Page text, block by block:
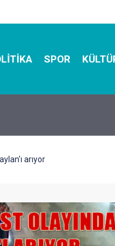
SPOR
Dayanıklı ve Çevre
arıyor